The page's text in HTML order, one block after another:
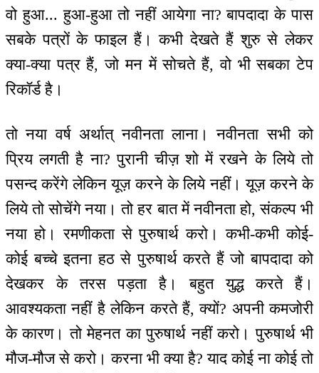
वो हुआ... हुआ-हुआ तो नहीं आयेगा ना? बापदादा के पास
सबके पत्रों के फाइल हैं। कभी देखते हैं शुरु से लेकर
क्या-क्या पत्र हैं, जो मन में सोचते हैं, वो भी सबका टेप
रिकॉर्ड है।
तो नया वर्ष अर्थात् नवीनता लाना। नवीनता सभी को
प्रिय लगती है ना? पुरानी चीज़ शो में रखने के लिये तो
पसन्द करेंगे लेकिन यूज़ करने के लिये नहीं। यूज़ करने के
लिये तो सोचेंगे नया। तो हर बात में नवीनता हो, संकल्प भी
नया हो। रमणीकता से पुरुषार्थ करो। कभी-कभी कोई-
कोई बच्चे इतना हठ से पुरुषार्थ करते हैं जो बापदादा को
देखकर के तरस पड़ता है। बहुत युद्ध करते हैं।
आवश्यकता नहीं है लेकिन करते हैं, क्यों? अपनी कमजोरी
के कारण। तो मेहनत का पुरुषार्थ नहीं करो। पुरुषार्थ भी
मौज-मौज से करो। करना भी क्या है? याद कोई ना कोई तो